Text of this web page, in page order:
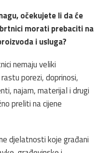
očekujete li da će
morati prebaciti na
i usluga?
nemaju veliki
porezi, doprinosi,
najam, materijal i drugi
preliti na cijene
djelatnosti koje građani